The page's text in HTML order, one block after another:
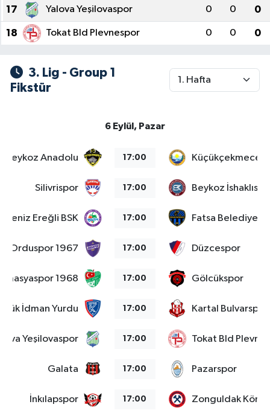
17 Yalova Yeşilovaspor 0 0 0
18 Tokat Bld Plevnespor 0 0 0
3. Lig - Group 1
Fikstür
6 Eylül, Pazar
Beykoz Anadolu 17:00 Küçükçekmece
Silivrispor 17:00 Beykoz
Ereğli BSK 17:00 Fatsa
Orduspor 1967 17:00 Düzcespor
1968 17:00 Gölcükspor
İdman Yurdu 17:00 Kartal Bulvarspor
Yeşilovaspor 17:00 Tokat Bld
Galata 17:00 Pazarspor
İnkılapspor 17:00 Zonguldak